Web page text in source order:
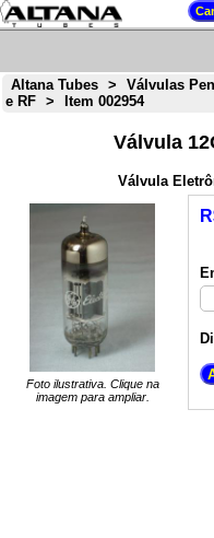
Altana Tubes > Válvulas
e RF
> Item 002954
Válvula
Válvula
Foto ilustrativa. Clique na
imagem para ampliar.